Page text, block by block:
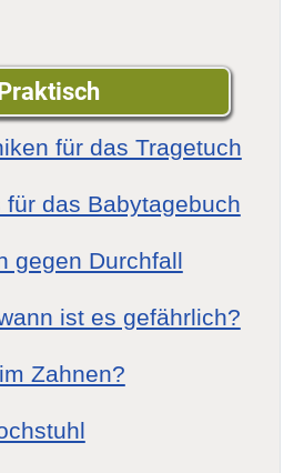
für das Tragetuch
für das Babytagebuch
gegen Durchfall
ist es gefährlich?
Zahnen?